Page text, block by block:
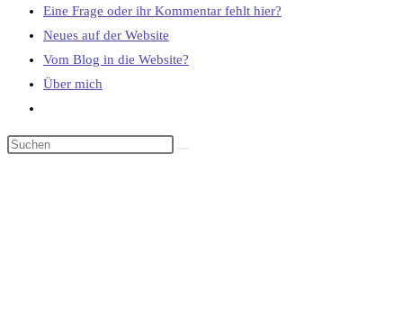
Eine Frage oder ihr Kommentar fehlt hier?
Neues auf der Website
Vom Blog in die Website?
Über mich
umschalten